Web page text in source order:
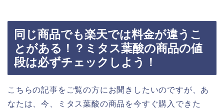
同じ商品でも楽天では料金が違うこ
とがある！？ミタス葉酸の商品の値
段は必ずチェックしよう！
こちらの記事をご覧の方にお聞きしたいのですが、あ
なたは、今、ミタス葉酸の商品を今すぐ購入できた